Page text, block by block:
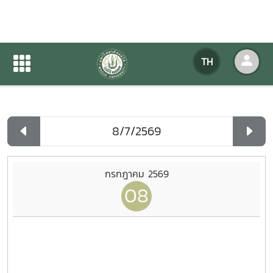
TH
ปฏิทินกิจกรรมของหน่วยงาน
ปฏิทินกิจกรรมของหน่วยงาน
กรกฎาคม 2569
08